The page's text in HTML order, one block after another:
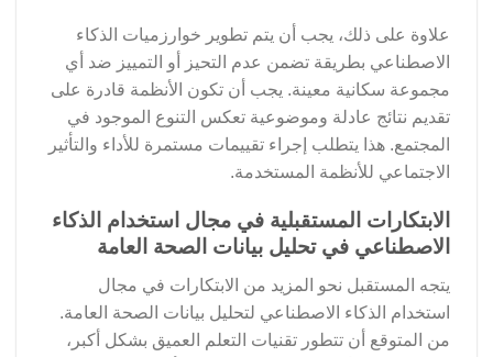
علاوة على ذلك، يجب أن يتم تطوير خوارزميات الذكاء
الاصطناعي بطريقة تضمن عدم التحيز أو التمييز ضد أي
مجموعة سكانية معينة. يجب أن تكون الأنظمة قادرة على
تقديم نتائج عادلة وموضوعية تعكس التنوع الموجود في
المجتمع. هذا يتطلب إجراء تقييمات مستمرة للأداء والتأثير
الاجتماعي للأنظمة المستخدمة.
الابتكارات المستقبلية في مجال استخدام الذكاء
الاصطناعي في تحليل بيانات الصحة العامة
يتجه المستقبل نحو المزيد من الابتكارات في مجال
استخدام الذكاء الاصطناعي لتحليل بيانات الصحة العامة.
من المتوقع أن تتطور تقنيات التعلم العميق بشكل أكبر،